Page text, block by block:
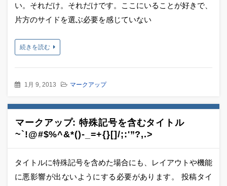
い。それだけ。それだけです。ここにいることが好きで、
片方のサイドを選ぶ必要を感じていない
続きを読む
1月 9, 2013 マークアップ
マークアップ: 特殊記号を含むタイトル
~`!@#$%^&*()-_=+{}[]/;:'”?,.>
タイトルに特殊記号を含めた場合にも、レイアウトや機能
に悪影響が出ないようにする必要があります。 投稿タイ